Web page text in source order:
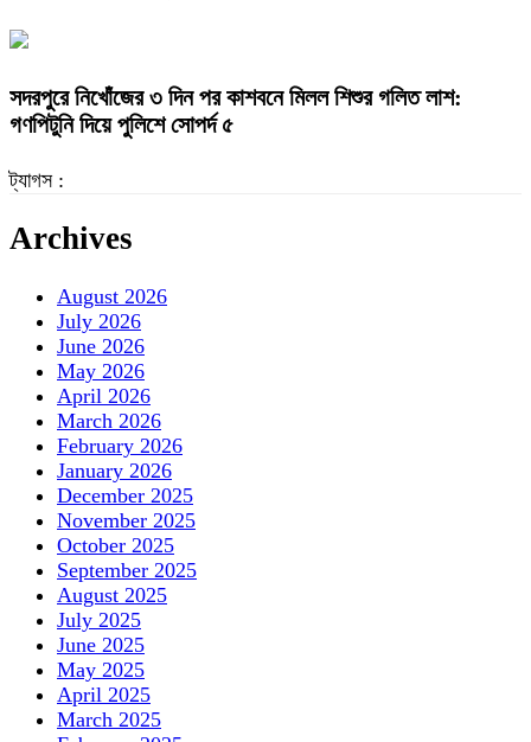
সদরপুরে নিখোঁজের ৩ দিন পর কাশবনে মিলল শিশুর গলিত লাশ:
গণপিটুনি দিয়ে পুলিশে সোপর্দ ৫
ট্যাগস :
Archives
August 2026
July 2026
June 2026
May 2026
April 2026
March 2026
February 2026
January 2026
December 2025
November 2025
October 2025
September 2025
August 2025
July 2025
June 2025
May 2025
April 2025
March 2025